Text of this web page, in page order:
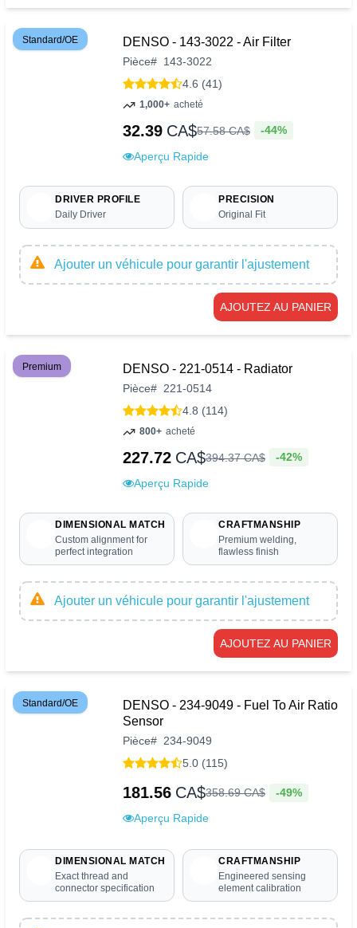
Standard/OE DENSO - 143-3022 - Air Filter
Pièce# 143-3022
4.6 (41)
1,000+ acheté
32.39 CA$57.58CA$ -44%
Aperçu Rapide
DRIVER PROFILE
Daily Driver
PRECISION
Original Fit
Ajouter un véhicule pour garantir l'ajustement
AJOUTEZ AU PANIER
Premium DENSO - 221-0514 - Radiator
Pièce# 221-0514
4.8 (114)
800+ acheté
227.72 CA$394.37CA$ -42%
Aperçu Rapide
DIMENSIONAL MATCH
Custom alignment for
perfect integration
CRAFTMANSHIP
Premium welding,
flawless finish
Ajouter un véhicule pour garantir l'ajustement
AJOUTEZ AU PANIER
Standard/OE
DENSO - 234-9049 - Fuel To Air Ratio
Sensor
Pièce# 234-9049
5.0 (115)
181.56 CA$358.69CA$ -49%
Aperçu Rapide
DIMENSIONAL MATCH
Exact thread and
connector specification
CRAFTMANSHIP
Engineered sensing
element calibration